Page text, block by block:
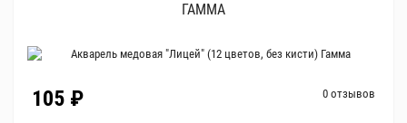
ГАММА
0 отзывов
105 ₽